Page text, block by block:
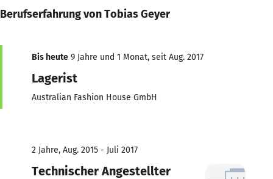
Berufserfahrung von Tobias Geyer
Bis heute 9 Jahre und 1 Monat, seit Aug. 2017
Lagerist
Australian Fashion House GmbH
2 Jahre, Aug. 2015 - Juli 2017
Technischer Angestellter